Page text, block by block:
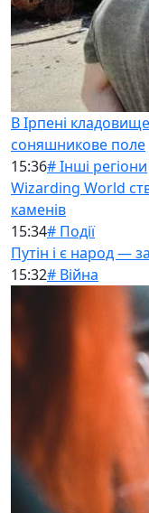
В Ірпені
соняшникове поле
15:36# Інші регіони
Wizarding World
каменів
15:34# Події
Путін і є народ —
15:32# Війна